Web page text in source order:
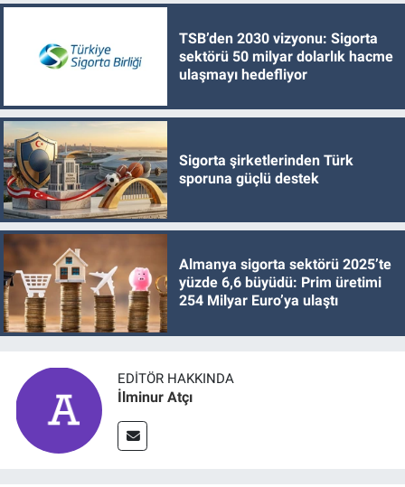
TSB’den 2030 vizyonu: Sigorta
sektörü 50 milyar dolarlık hacme
ulaşmayı hedefliyor
Sigorta şirketlerinden Türk
sporuna güçlü destek
Almanya sigorta sektörü 2025’te
yüzde 6,6 büyüdü: Prim üretimi
254 Milyar Euro’ya ulaştı
EDITÖR HAKKINDA
İlminur Atçı